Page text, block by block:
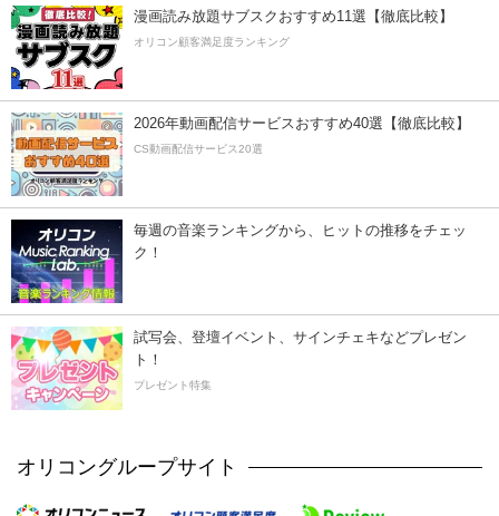
漫画読み放題サブスクおすすめ11選【徹底比較】
オリコン顧客満足度ランキング
2026年動画配信サービスおすすめ40選【徹底比較】
CS動画配信サービス20選
毎週の音楽ランキングから、ヒットの推移をチェッ
ク！
試写会、登壇イベント、サインチェキなどプレゼン
ト！
プレゼント特集
オリコングループサイト